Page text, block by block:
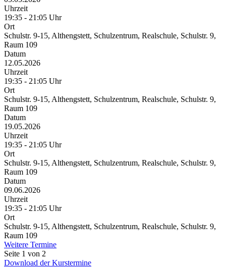
Uhrzeit
19:35 - 21:05 Uhr
Ort
Schulstr. 9-15, Althengstett, Schulzentrum, Realschule, Schulstr. 9,
Raum 109
Datum
12.05.2026
Uhrzeit
19:35 - 21:05 Uhr
Ort
Schulstr. 9-15, Althengstett, Schulzentrum, Realschule, Schulstr. 9,
Raum 109
Datum
19.05.2026
Uhrzeit
19:35 - 21:05 Uhr
Ort
Schulstr. 9-15, Althengstett, Schulzentrum, Realschule, Schulstr. 9,
Raum 109
Datum
09.06.2026
Uhrzeit
19:35 - 21:05 Uhr
Ort
Schulstr. 9-15, Althengstett, Schulzentrum, Realschule, Schulstr. 9,
Raum 109
Weitere Termine
Seite 1 von 2
Download der Kurstermine